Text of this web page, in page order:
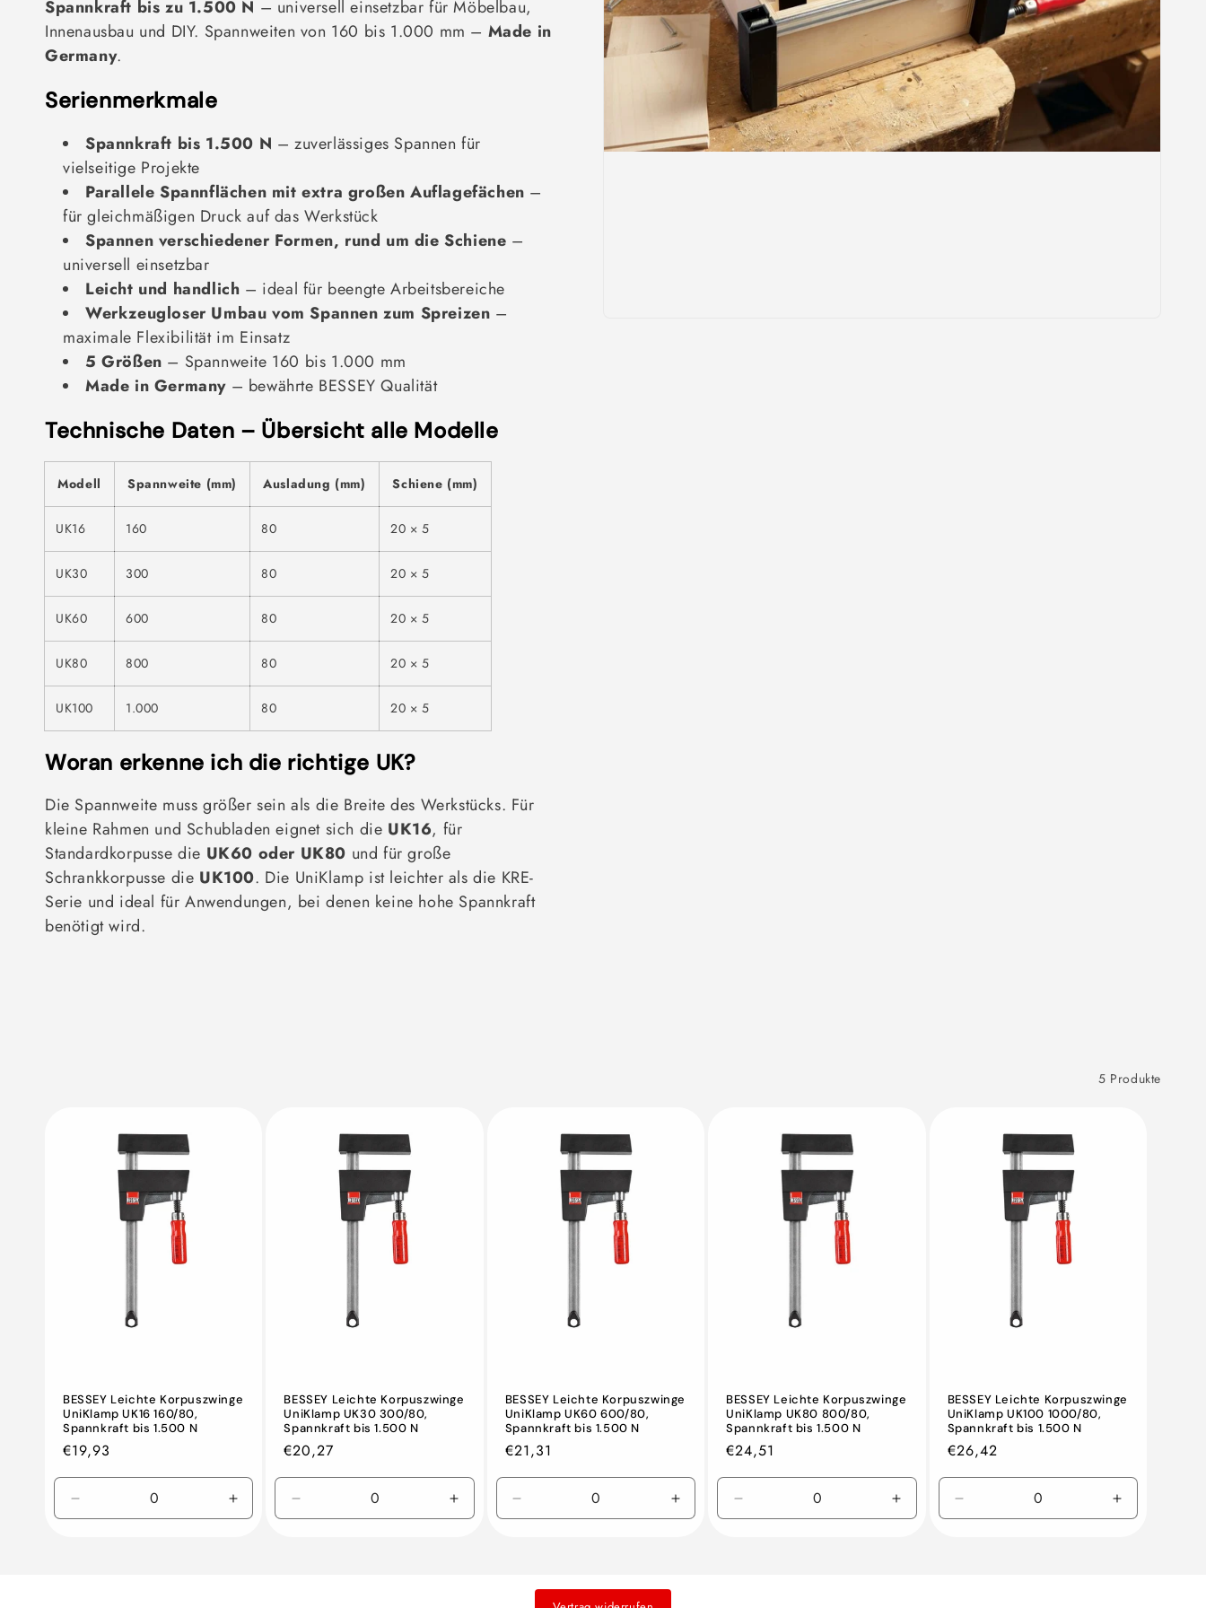
r
i
e
Spannkraft bis zu 1.500 N – universell einsetzbar für Möbelbau,
Innenausbau und DIY. Spannweiten von 160 bis 1.000 mm – Made in
Germany.
Serienmerkmale
Spannkraft bis 1.500 N – zuverlässiges Spannen für
vielseitige Projekte
Parallele Spannflächen mit extra großen Auflagefächen –
für gleichmäßigen Druck auf das Werkstück
Spannen verschiedener Formen, rund um die Schiene –
universell einsetzbar
Leicht und handlich – ideal für beengte Arbeitsbereiche
Werkzeugloser Umbau vom Spannen zum Spreizen –
maximale Flexibilität im Einsatz
5 Größen – Spannweite 160 bis 1.000 mm
Made in Germany – bewährte BESSEY Qualität
Technische Daten – Übersicht alle Modelle
Modell Spannweite (mm) Ausladung (mm) Schiene (mm)
UK16 160 80 20 × 5
UK30 300 80 20 × 5
UK60 600 80 20 × 5
UK80 800 80 20 × 5
UK100 1.000 80 20 × 5
Woran erkenne ich die richtige UK?
Die Spannweite muss größer sein als die Breite des Werkstücks. Für
kleine Rahmen und Schubladen eignet sich die UK16, für
Standardkorpusse die UK60 oder UK80 und für große
Schrankkorpusse die UK100. Die UniKlamp ist leichter als die KRE-
Serie und ideal für Anwendungen, bei denen keine hohe Spannkraft
benötigt wird.
5 Produkte
BESSEY Leichte Korpuszwinge
UniKlamp UK16 160/80,
Spannkraft bis 1.500 N
Normaler
Preis
€19,93
Sie
Erhöhen
Sie
BESSEY Leichte Korpuszwinge
UniKlamp UK30 300/80,
Spannkraft bis 1.500 N
Normaler
Preis
€20,27
Sie
Erhöhen
Sie
BESSEY Leichte Korpuszwinge
UniKlamp UK60 600/80,
Spannkraft bis 1.500 N
Normaler
Preis
€21,31
Sie
Default
Erhöhen
Sie
BESSEY Leichte Korpuszwinge
UniKlamp UK80 800/80,
Spannkraft bis 1.500 N
Normaler
Preis
€24,51
Sie
Erhöhen
Sie
BESSEY Leichte Korpuszwinge
UniKlamp UK100 1000/80,
Spannkraft bis 1.500 N
Normaler
Preis
€26,42
Sie
Erhöhen
Sie